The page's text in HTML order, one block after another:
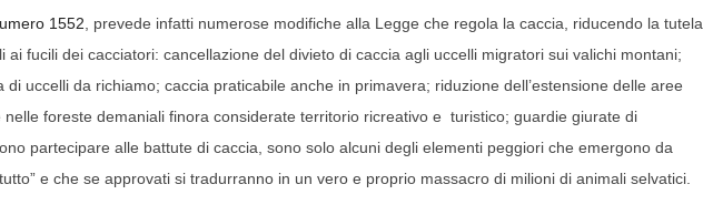
1552 , prevede infatti numerose modifiche alla Legge che regola la caccia, riducendo la tutela
ai fucili dei cacciatori: cancellazione del divieto di caccia agli uccelli migratori sui valichi montani;
uccelli da richiamo; caccia praticabile anche in primavera; riduzione dell’estensione delle aree
foreste demaniali finora considerate territorio ricreativo e turistico; guardie giurate di
partecipare alle battute di caccia, sono solo alcuni degli elementi peggiori che emergono da
e che se approvati si tradurranno in un vero e proprio massacro di milioni di animali selvatici.